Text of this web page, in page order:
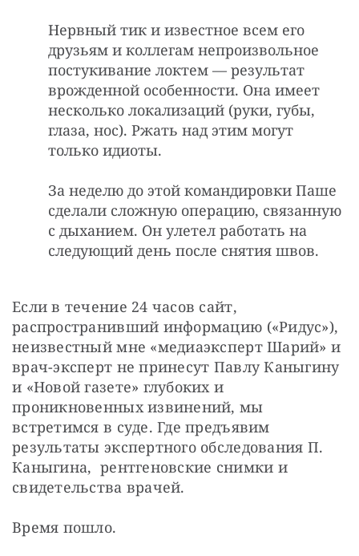
Нервный тик и известное всем его
друзьям и коллегам непроизвольное
постукивание локтем — результат
врожденной особенности. Она имеет
несколько локализаций (руки, губы,
глаза, нос). Ржать над этим могут
только идиоты.
За неделю до этой командировки Паше
сделали сложную операцию, связанную
с дыханием. Он улетел работать на
следующий день после снятия швов.
Если в течение 24 часов сайт,
распространивший информацию («Ридус»),
неизвестный мне «медиаэксперт Шарий» и
врач-эксперт не принесут Павлу Каныгину
и «Новой газете» глубоких и
проникновенных извинений, мы
встретимся в суде. Где предъявим
результаты экспертного обследования П.
Каныгина,  рентгеновские снимки и
свидетельства врачей.
Время пошло.